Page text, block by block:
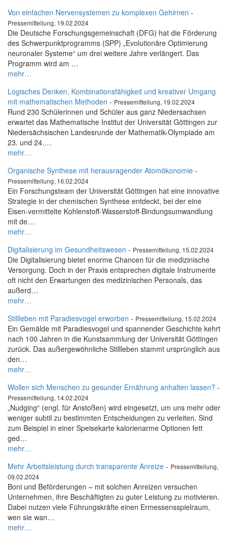
Von einfachen Nervensystemen zu komplexen Gehirnen -
Pressemitteilung, 19.02.2024
Die Deutsche Forschungsgemeinschaft (DFG) hat die Förderung
des Schwerpunktprogramms (SPP) „Evolutionäre Optimierung
neuronaler Systeme“ um drei weitere Jahre verlängert. Das
Programm wird am …
mehr…
Logisches Denken, Kombinationsfähigkeit und kreativer Umgang
mit mathematischen Methoden - Pressemitteilung, 19.02.2024
Rund 230 Schülerinnen und Schüler aus ganz Niedersachsen
erwartet das Mathematische Institut der Universität Göttingen zur
Niedersächsischen Landesrunde der Mathematik-Olympiade am
23. und 24.…
mehr…
Organische Synthese mit herausragender Atomökonomie -
Pressemitteilung, 16.02.2024
Ein Forschungsteam der Universität Göttingen hat eine innovative
Strategie in der chemischen Synthese entdeckt, bei der eine
Eisen-vermittelte Kohlenstoff-Wasserstoff-Bindungsumwandlung
mit de…
mehr…
Digitalisierung im Gesundheitswesen - Pressemitteilung, 15.02.2024
Die Digitalisierung bietet enorme Chancen für die medizinische
Versorgung. Doch in der Praxis entsprechen digitale Instrumente
oft nicht den Erwartungen des medizinischen Personals, das
außerd…
mehr…
Stillleben mit Paradiesvogel erworben - Pressemitteilung, 15.02.2024
Ein Gemälde mit Paradiesvogel und spannender Geschichte kehrt
nach 100 Jahren in die Kunstsammlung der Universität Göttingen
zurück. Das außergewöhnliche Stillleben stammt ursprünglich aus
den…
mehr…
Wollen sich Menschen zu gesunder Ernährung anhalten lassen? -
Pressemitteilung, 14.02.2024
„Nudging“ (engl. für Anstoßen) wird eingesetzt, um uns mehr oder
weniger subtil zu bestimmten Entscheidungen zu verleiten. Sind
zum Beispiel in einer Speisekarte kalorienarme Optionen fett
ged…
mehr…
Mehr Arbeitsleistung durch transparente Anreize - Pressemitteilung,
09.02.2024
Boni und Beförderungen – mit solchen Anreizen versuchen
Unternehmen, ihre Beschäftigten zu guter Leistung zu motivieren.
Dabei nutzen viele Führungskräfte einen Ermessensspielraum,
wen sie wan…
mehr…